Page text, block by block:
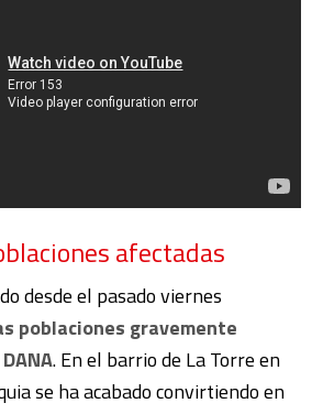
afectadas
desde el pasado viernes
poblaciones gravemente
. En el barrio de La Torre en
se ha acabado convirtiendo en